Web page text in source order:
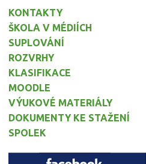
KONTAKTY
ŠKOLA V MÉDIÍCH
SUPLOVÁNÍ
ROZVRHY
KLASIFIKACE
MOODLE
VÝUKOVÉ MATERIÁLY
DOKUMENTY KE STAŽENÍ
SPOLEK